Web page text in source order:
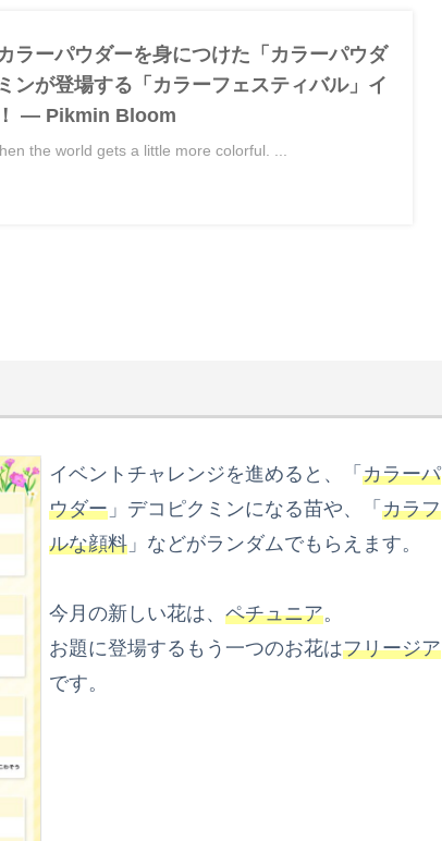
ラーパウダーを身につけた「カラーパウダ
ンが登場する「カラーフェスティバル」イ
— Pikmin Bloom
the world gets a little more colorful. ...
イベントチャレンジを進めると、「 カラーパ
ウダー」デコピクミンになる苗や、「 カラフ
ルな顔料」などがランダムでもらえます。
今月の新しい花は、 ペチュニア。
お題に登場するもう一つのお花はフリージア
です。